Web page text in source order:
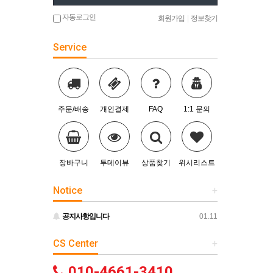
자동로그인 회원가입 정보찾기
Service
주문/배송 개인결제 FAQ 1:1 문의
장바구니 투데이뷰 상품찾기 위시리스트
+
Notice
01.11
공지사항입니다
+
CS Center